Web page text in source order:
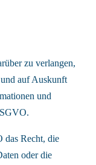
zu verlangen,
auf Auskunft
und
das Recht, die
oder die